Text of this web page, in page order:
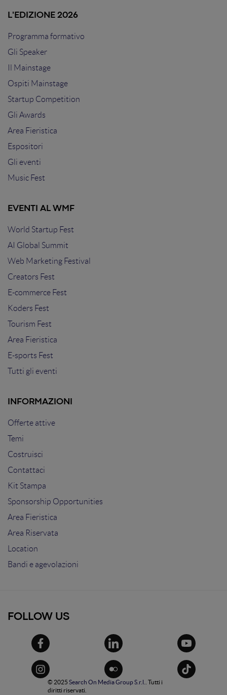
L'EDIZIONE 2026
Programma formativo
Gli Speaker
Il Mainstage
Ospiti Mainstage
Startup Competition
Gli Awards
Area Fieristica
Espositori
Gli eventi
Music Fest
EVENTI AL WMF
World Startup Fest
AI Global Summit
Web Marketing Festival
Creators Fest
E-commerce Fest
Koders Fest
Tourism Fest
Area Fieristica
E-sports Fest
Tutti gli eventi
INFORMAZIONI
Offerte attive
Temi
Costruisci
Contattaci
Kit Stampa
Sponsorship Opportunities
Area Fieristica
Area Riservata
Location
Bandi e agevolazioni
FOLLOW US
© 2025 Search On Media Group S.r.l.
. Tutti i
diritti riservati.